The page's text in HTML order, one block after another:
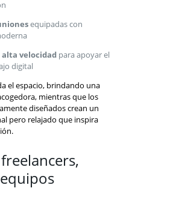
equipadas con
velocidad para apoyar el
digital
el espacio, brindando una
mientras que los
diseñados crean un
pero relajado que inspira